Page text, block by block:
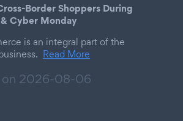
Border Shoppers During
Cyber Monday
is an integral part of the
Read More
2026-08-06